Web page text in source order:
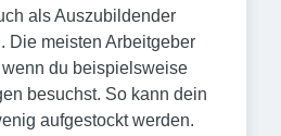
als Auszubildender
Die meisten Arbeitgeber
du beispielsweise
besuchst. So kann dein
aufgestockt werden.